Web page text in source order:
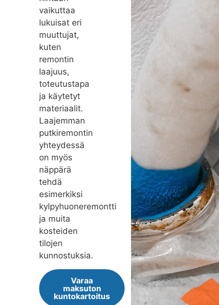
vaikuttaa
lukuisat eri
muuttujat,
kuten
remontin
laajuus,
toteutustapa
ja käytetyt
materiaalit.
Laajemman
putkiremontin
yhteydessä
on myös
näppärä
tehdä
esimerkiksi
kylpyhuoneremontti
ja muita
kosteiden
tilojen
kunnostuksia.
Varaa
maksuton
kuntokartoitus